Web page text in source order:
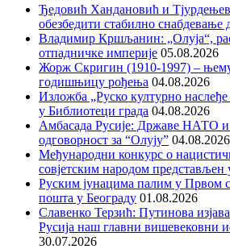
Ђедовић Хандановић и
обезбедити стабилно снабдевање
Владимир Кршљанин: „Олуја“,
отпадничке империје 05.08.2026
Жорж Скригин (1910-1997) –
годишњицу рођења 04.08.2026
Изложба „Руско културно
у Библиотеци града 04.08.2026
Амбасада Русије: Државе НАТО
одговорност за “Олују” 04.08.2026
Међународни конкурс о
совјетским народом представљен
Руским јунацима палим у Првом
пошта у Београду 01.08.2026
Славенко Терзић: Путинова изјава
Русија наш главни вишевековни
30.07.2026